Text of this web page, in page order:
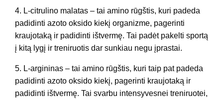
4. L-citrulino malatas – tai amino rūgštis, kuri padeda
padidinti azoto oksido kiekį organizme, pagerinti
kraujotaką ir padidinti ištvermę. Tai padėt pakelti sportą
į kitą lygį ir treniruotis dar sunkiau negu įprastai.
5. L-argininas – tai amino rūgštis, kuri taip pat padeda
padidinti azoto oksido kiekį, pagerinti kraujotaką ir
padidinti ištvermę. Tai svarbu intensyvesnei treniruotei,